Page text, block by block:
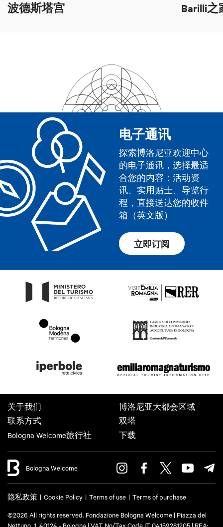
波德斯塔宫 Barilli之
电子通讯
探索博洛尼亚欢迎中心
的电子通讯，选择最适
合您的内容：活动资
讯、实用贴士、导览行
程，直接送达您的收件
箱（英文版）
立即订阅
关于我们
联系方式
Bologna Welcome旅行社
博洛尼亚大都会区域
双塔
下载
Bologna Welcome
隐私政策 Cookie Policy Terms of use
Terms of purchase
©2026 All rights reserved. Fondazione Bologna Welcome | Piazza del